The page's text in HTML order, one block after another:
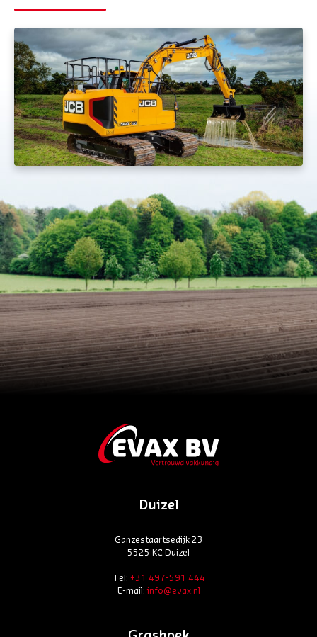
Duizel
Ganzestaartsedijk 23
5525 KC Duizel
Tel: +31 497-591 444
E-mail:info@evax.nl